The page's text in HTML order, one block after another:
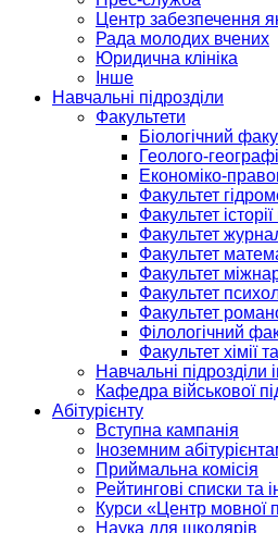
Центр забезпечення
Рада молодих вчених
Юридична клініка
Інше
Навчальні підрозділи
Факультети
Біологічний
Геолого-
Економіко-
Факультет
Факультет історії
Факультет
Факультет
Факультет
Факультет
Факультет
Філологічний
Факультет хімії
Навчальні
Кафедра військової
Абітурієнту
Вступна кампанія
Іноземним
Приймальна комісія
Рейтингові списки та
Курси «Центр мовної
Наука для школярів